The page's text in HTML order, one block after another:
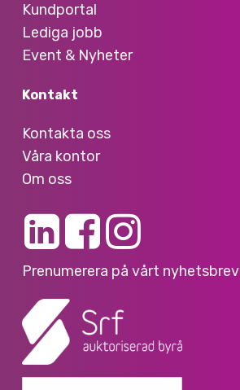
Kundportal
Lediga jobb
Event & Nyheter
Kontakt
Kontakta oss
Våra kontor
Om oss
Prenumerera på vårt nyhetsbrev